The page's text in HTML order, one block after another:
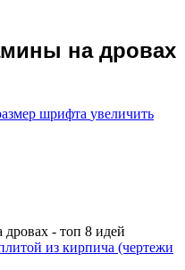
на дровах
шрифта увеличить
- топ 8 идей
из кирпича (чертежи